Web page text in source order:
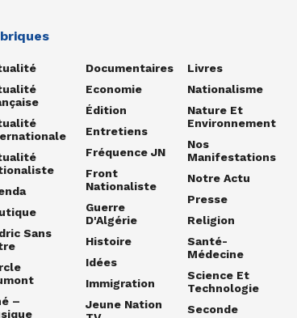
Sans
–
Documentaires
Economie
Édition
Entretiens
Fréquence JN
Front
Nationaliste
Guerre
D'Algérie
Histoire
Idées
Immigration
Jeune Nation
Livres
Nationalisme
Nature Et
Environnement
Nos
Manifestations
Notre Actu
Presse
Religion
Santé-
Médecine
Science Et
Technologie
Seconde